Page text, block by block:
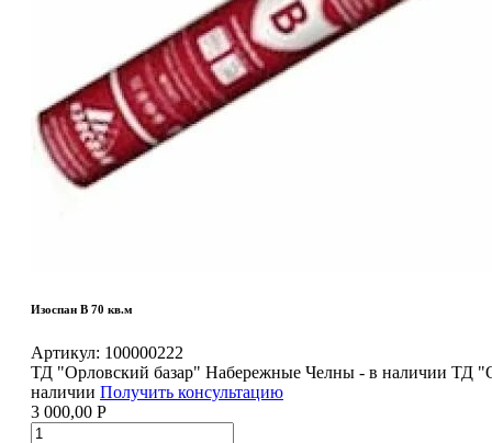
Изоспан B 70 кв.м
Артикул: 100000222
ТД "Орловский базар" Набережные Челны - в наличии ТД
наличии Получить консультацию
3 000,00 Р